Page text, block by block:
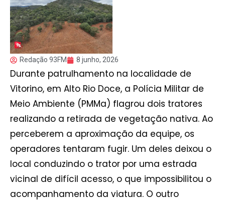
Redação 93FM 8 junho, 2026
Durante patrulhamento na localidade de
Vitorino, em Alto Rio Doce, a Polícia Militar de
Meio Ambiente (PMMa) flagrou dois tratores
realizando a retirada de vegetação nativa. Ao
perceberem a aproximação da equipe, os
operadores tentaram fugir. Um deles deixou o
local conduzindo o trator por uma estrada
vicinal de difícil acesso, o que impossibilitou o
acompanhamento da viatura. O outro